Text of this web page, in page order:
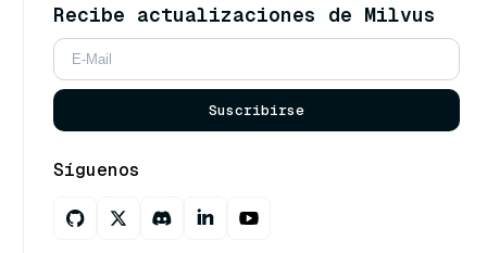
Recibe actualizaciones de Milvus
Suscribirse
Síguenos